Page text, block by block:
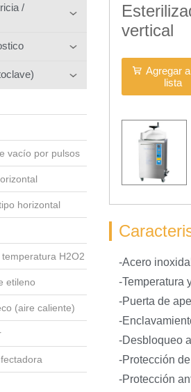
/
vacío por pulsos
horizontal
H2O2
etileno
(aire caliente)
vertical
Agregar
lista
-Acero
-Temperatura
-Puerta de
-
-Desbloqueo
-Protección
-Protección